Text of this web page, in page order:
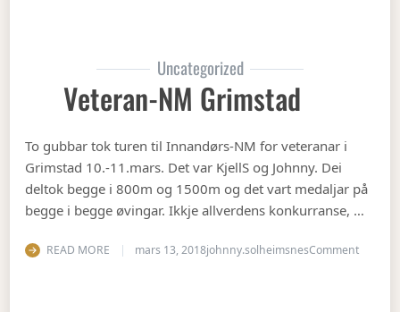
Uncategorized
Veteran-NM Grimstad
To gubbar tok turen til Innandørs-NM for veteranar i
Grimstad 10.-11.mars. Det var KjellS og Johnny. Dei
deltok begge i 800m og 1500m og det vart medaljar på
begge i begge øvingar. Ikkje allverdens konkurranse, …
READ MORE mars 13, 2018johnny.solheimsnesCommenton